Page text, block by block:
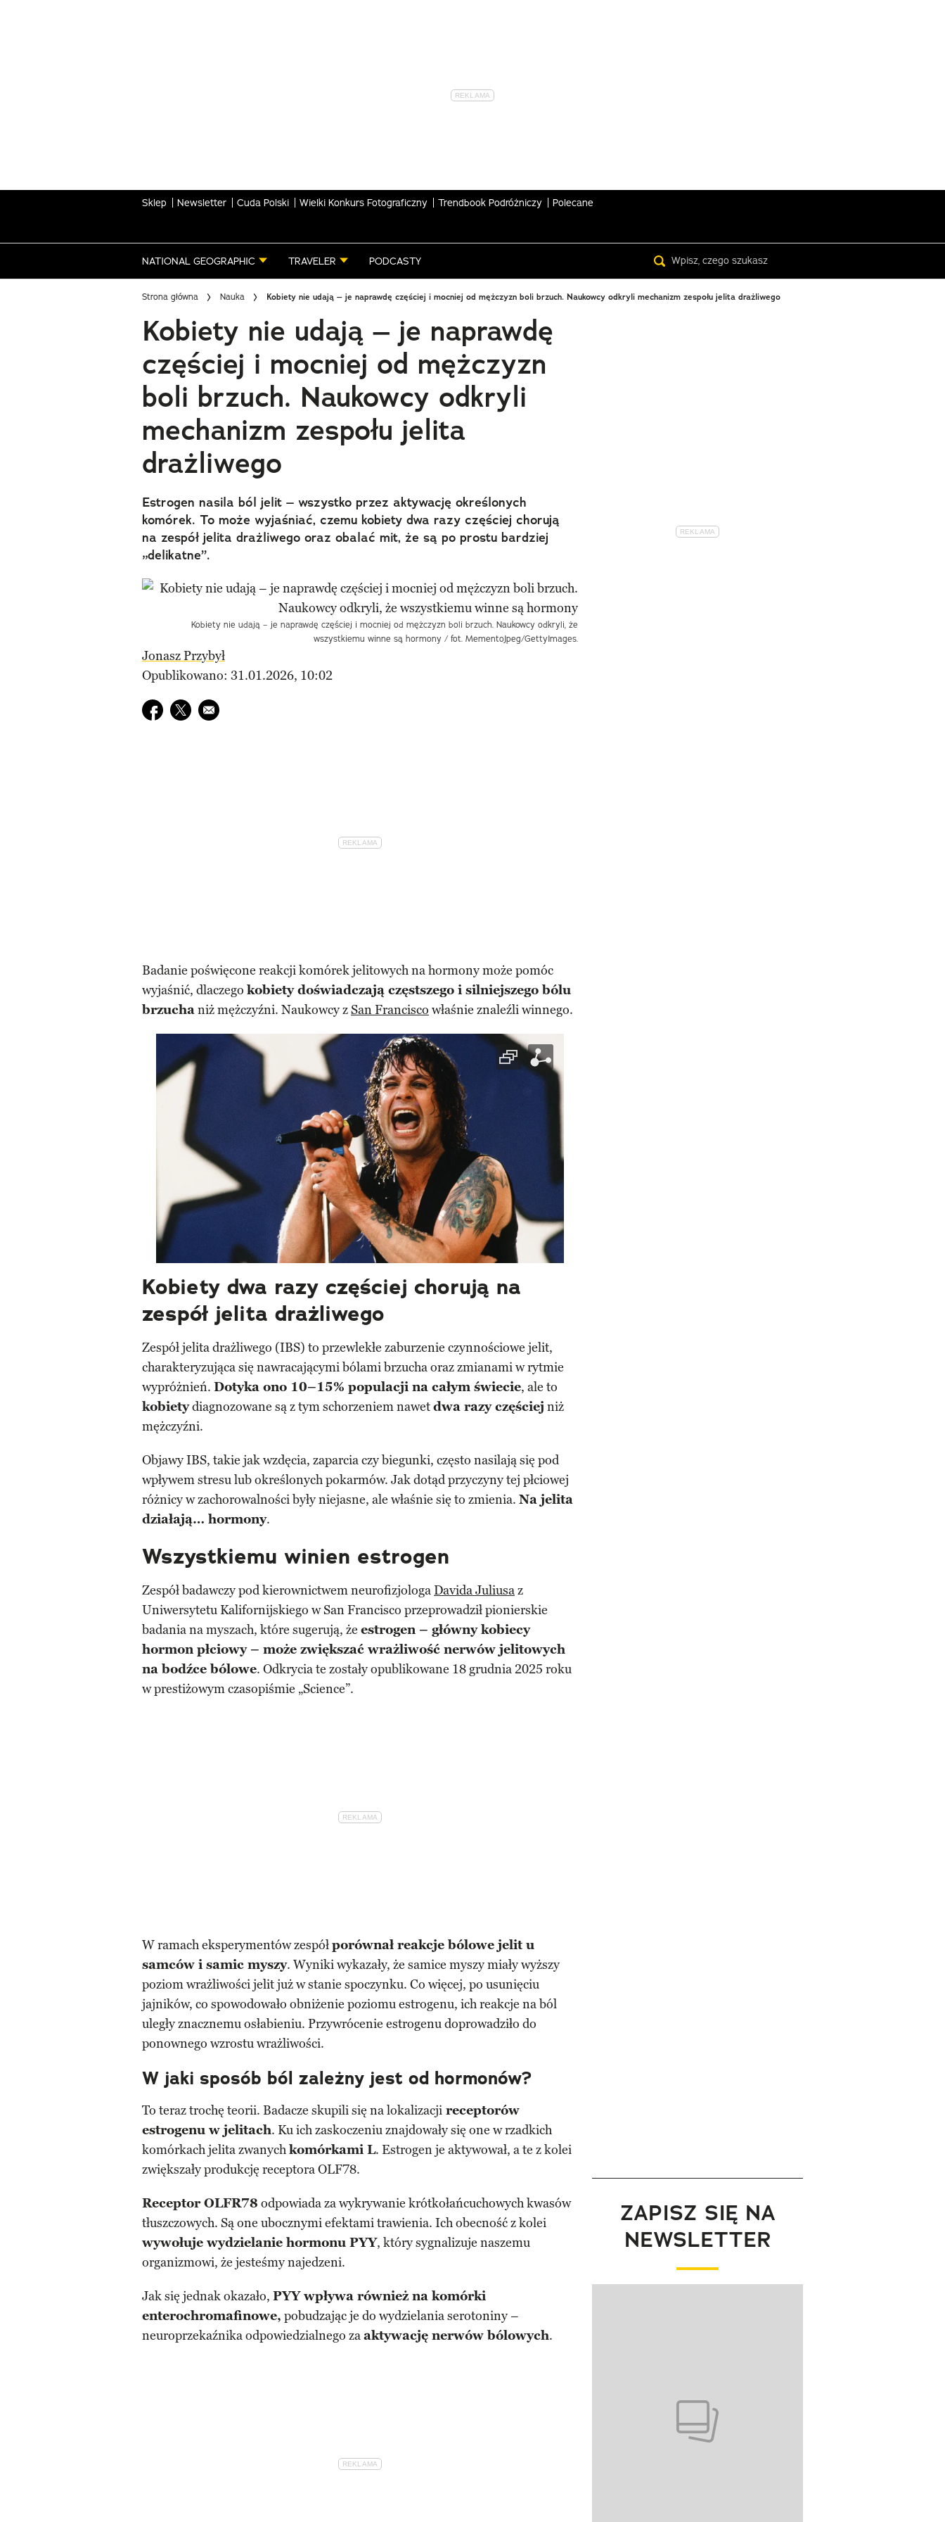
Sklep Newsletter Cuda Polski Wielki Konkurs Fotograficzny Trendbook Podróżniczy Polecane
NATIONAL GEOGRAPHIC TRAVELER PODCASTY
Strona główna Nauka Kobiety nie udają – je naprawdę częściej i mocniej od mężczyzn boli brzuch. Naukowcy odkryli mechanizm zespołu jelita drażliwego
Kobiety nie udają – je naprawdę
częściej i mocniej od mężczyzn
boli brzuch. Naukowcy odkryli
mechanizm zespołu jelita
drażliwego
Estrogen nasila ból jelit – wszystko przez aktywację określonych
komórek. To może wyjaśniać, czemu kobiety dwa razy częściej chorują
na zespół jelita drażliwego oraz obalać mit, że są po prostu bardziej
„delikatne”.
Kobiety nie udają – je naprawdę częściej i mocniej od mężczyzn boli brzuch. Naukowcy odkryli, że
wszystkiemu winne są hormony / fot. MementoJpeg/GettyImages.
Jonasz Przybył
Opublikowano: 31.01.2026, 10:02
Udostępnij na facebook
Udostępnij na twitter
E-mail do przyjaciela
Badanie poświęcone reakcji komórek jelitowych na hormony może pomóc
wyjaśnić, dlaczego kobiety doświadczają częstszego i silniejszego bólu
brzuchaniż mężczyźni. Naukowcy zSan Francisco właśnie znaleźli winnego.
Kobiety dwa razy częściej chorują na
zespół jelita drażliwego
Zespół jelita drażliwego (IBS) to przewlekłe zaburzenie czynnościowe jelit,
charakteryzująca się nawracającymi bólami brzucha oraz zmianami w rytmie
wypróżnień. Dotyka ono 10–15% populacji na całym świecie, ale to
kobietydiagnozowane są z tym schorzeniem nawetdwa razy częściej niż
mężczyźni.
Objawy IBS, takie jak wzdęcia, zaparcia czy biegunki, często nasilają się pod
wpływem stresu lub określonych pokarmów. Jak dotąd przyczyny tej płciowej
różnicy w zachorowalności były niejasne, ale właśnie się to zmienia. Na jelita
działają… hormony.
Wszystkiemu winien estrogen
Zespół badawczy pod kierownictwem neurofizjologaDavida Juliusaz
Uniwersytetu Kalifornijskiego w San Francisco przeprowadził pionierskie
badania na myszach, które sugerują, że estrogen – główny kobiecy
hormon płciowy – może zwiększać wrażliwość nerwów jelitowych
na bodźce bólowe. Odkrycia te zostały opublikowane 18 grudnia 2025 roku
w prestiżowym czasopiśmie „Science”.
W ramach eksperymentów zespółporównał reakcje bólowe jelit u
samców i samic myszy. Wyniki wykazały, że samice myszy miały wyższy
poziom wrażliwości jelit już w stanie spoczynku. Co więcej, po usunięciu
jajników, co spowodowało obniżenie poziomu estrogenu, ich reakcje na ból
uległy znacznemu osłabieniu. Przywrócenie estrogenu doprowadziło do
ponownego wzrostu wrażliwości.
W jaki sposób ból zależny jest od hormonów?
To teraz trochę teorii. Badacze skupili się na lokalizacji receptorów
estrogenu w jelitach. Ku ich zaskoczeniu znajdowały się one w rzadkich
komórkach jelita zwanychkomórkami L. Estrogen je aktywował, a te z kolei
zwiększały produkcję receptora OLF78.
Receptor OLFR78 odpowiada za wykrywanie krótkołańcuchowych kwasów
tłuszczowych. Są one ubocznymi efektami trawienia. Ich obecność z kolei
wywołuje wydzielanie hormonu PYY, który sygnalizuje naszemu
organizmowi, że jesteśmy najedzeni.
Jak się jednak okazało, PYY wpływa również na komórki
enterochromafinowe, pobudzając je do wydzielania serotoniny –
neuroprzekaźnika odpowiedzialnego zaaktywację nerwów bólowych.
ZAPISZ SIĘ NA
NEWSLETTER